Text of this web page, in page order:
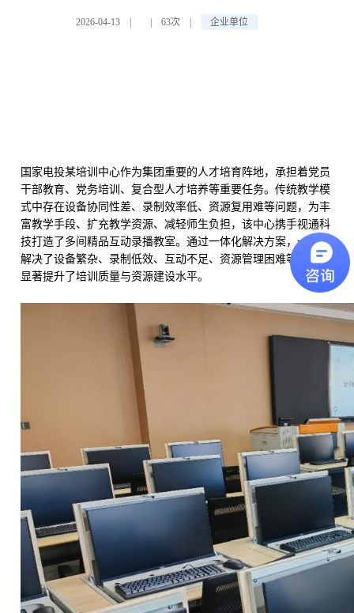
2026-04-13 | | 63次 | 企业单位
国家电投某培训中心作为集团重要的人才培育阵地，承担着党员
干部教育、党务培训、复合型人才培养等重要任务。传统教学模
式中存在设备协同性差、录制效率低、资源复用难等问题，为丰
富教学手段、扩充教学资源、减轻师生负担，该中心携手视通科
技打造了多间精品互动录播教室。通过一体化解决方案，一站式
解决了设备繁杂、录制低效、互动不足、资源管理困难等痛点，
显著提升了培训质量与资源建设水平。